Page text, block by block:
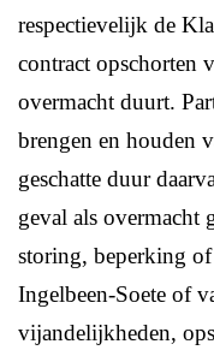
respectievelijk de
contract opschorten
overmacht duurt.
brengen en houden
geschatte duur
geval als overmacht
storing, beperking
Ingelbeen-Soete of
vijandelijkheden,